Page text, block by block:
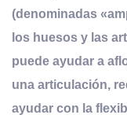
(denominadas
los huesos y las
puede ayudar a
una articulación,
ayudar con la